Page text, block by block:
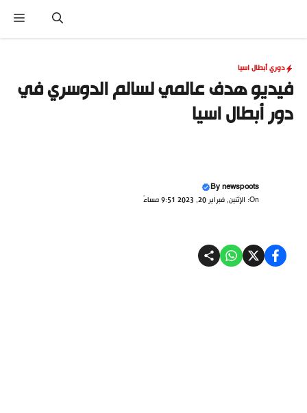
المحتوى
دوري أبطال اسيا
فيديو هدف عالمي لسالم الدوسري في
دور أبطال اسيا
Bynewspoots
On: الإثنين, فبراير 20, 2023 9:51 مساءً